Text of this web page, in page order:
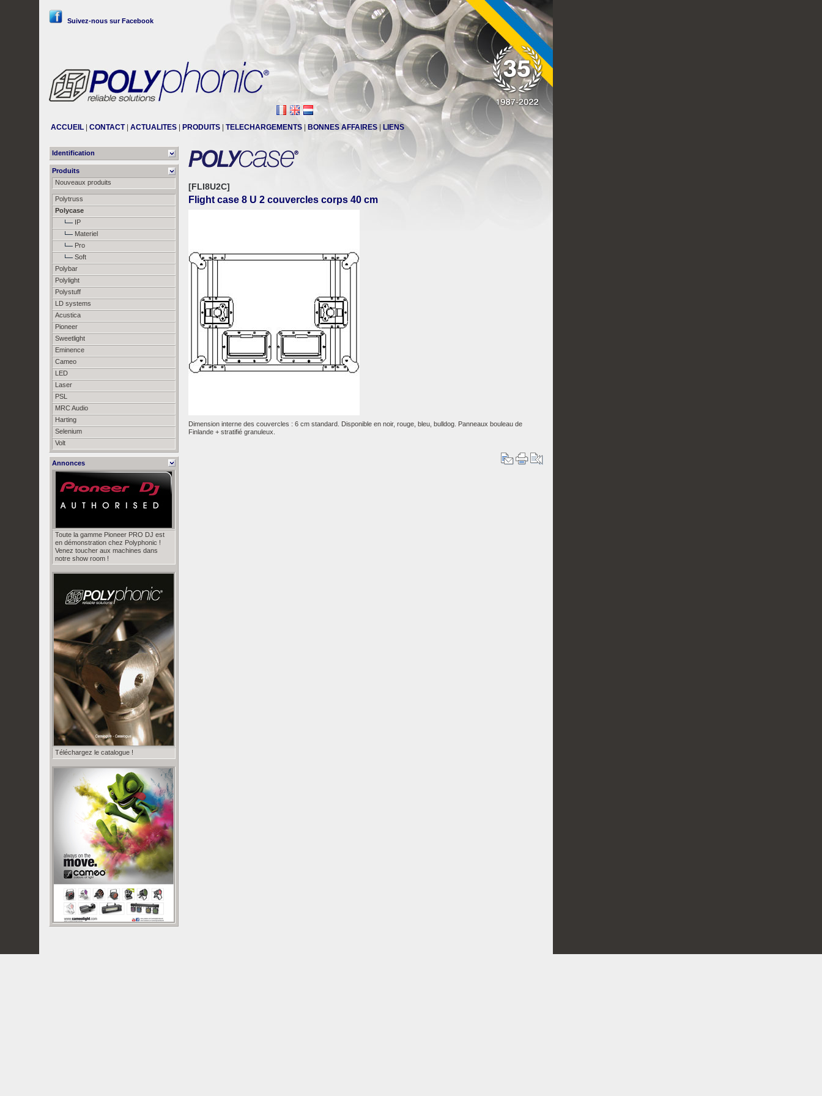
Suivez-nous sur Facebook
ACCUEIL CONTACT| ACTUALITES PRODUITS TELECHARGEMENTS BONNES AFFAIRES LIENS
Identification
Produits
Nouveaux produits
Polytruss
Polycase
IP
Materiel
Pro
Soft
Polybar
Polylight
Polystuff
LD systems
Acustica
Pioneer
Sweetlight
Eminence
Cameo
LED
Laser
PSL
MRC Audio
Harting
Selenium
Volt
Annonces
Toute la gamme Pioneer PRO DJ est
en démonstration chez Polyphonic !
Venez toucher aux machines dans
notre show room !
Téléchargez le catalogue !
[FLI8U2C]
Flight case 8 U 2 couvercles corps 40 cm
Dimension interne des couvercles : 6 cm standard. Disponible en noir, rouge, bleu, bulldog. Panneaux bouleau de
Finlande + stratifié granuleux.